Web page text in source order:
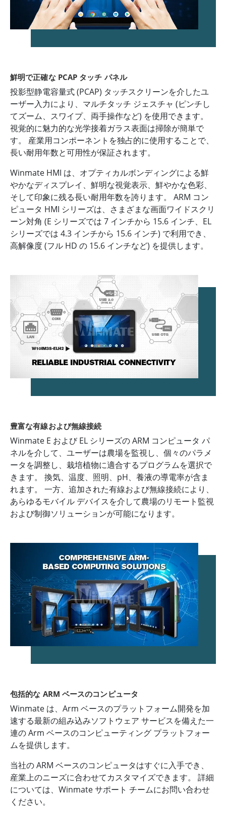
鮮明で正確な PCAP タッチ パネル
投影型静電容量式 (PCAP) タッチスクリーンを介したユ
ーザー入力により、マルチタッチ ジェスチャ (ピンチし
てズーム、スワイプ、両手操作など) を使用できます。
視覚的に魅力的な光学接着ガラス表面は掃除が簡単で
す。 産業用コンポーネントを独占的に使用することで、
長い耐用年数と可用性が保証されます。
Winmate HMI は、オプティカルボンディングによる鮮
やかなディスプレイ、鮮明な視覚表示、鮮やかな色彩、
そして印象に残る長い耐用年数を誇ります。 ARM コン
ピュータ HMI シリーズは、さまざまな画面ワイドスクリ
ーン対角 (E シリーズでは 7 インチから 15.6 インチ、EL
シリーズでは 4.3 インチから 15.6 インチ) で利用でき、
高解像度 (フル HD の 15.6 インチなど) を提供します。
豊富な有線および無線接続
Winmate E および EL シリーズの ARM コンピュータ パ
ネルを介して、ユーザーは農場を監視し、個々のパラメ
ータを調整し、栽培植物に適合するプログラムを選択で
きます。 換気、温度、照明、pH、養液の導電率が含ま
れます。 一方、追加された有線および無線接続により、
あらゆるモバイル デバイスを介して農場のリモート監視
および制御ソリューションが可能になります。
包括的な ARM ベースのコンピュータ
Winmate は、Arm ベースのプラットフォーム開発を加
速する最新の組み込みソフトウェア サービスを備えた一
連の Arm ベースのコンピューティング プラットフォー
ムを提供します。
当社の ARM ベースのコンピュータはすぐに入手でき、
産業上のニーズに合わせてカスタマイズできます。 詳細
については、Winmate サポート チームにお問い合わせ
ください。